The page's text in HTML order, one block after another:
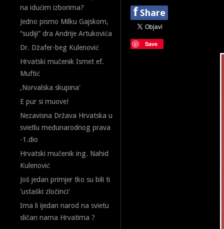
na idućim izborima?
Jedno pismo Milku Gajskom,
“sudiji” dra Andrije Artukovića
Dr. Džafer-beg Kulenović
Hrvatski mučenik Ismet ef.
Muftić
,Norvalska skupina'
E pur si muove!
Nezavisna Država Hrvatska u
svietlu međunarodnog prava
-1.dio
Hrvatski mučenik ing. Nahid
Kulenović
Još jedan primjer tko su bili ti
'ustaški zločinci'
Ima li ijedan narod na svietu
sličan nama Hrvatima ?
f Share
Save